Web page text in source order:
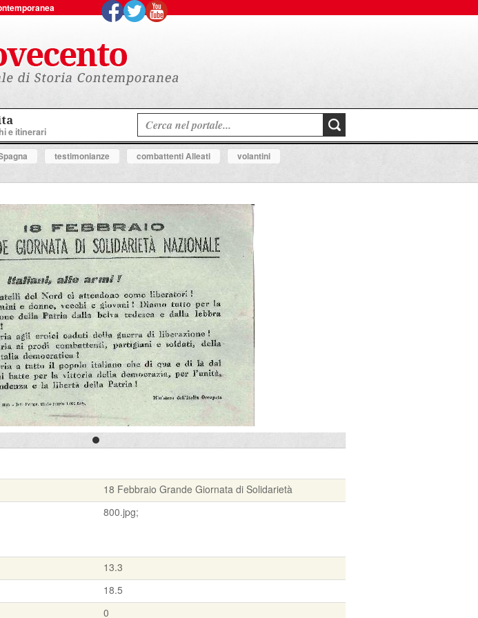
e itinerari
testimonianze combattenti Alleati
volantini
18 Febbraio Grande Giornata di Solidarietà
800.jpg;
13.3
18.5
0